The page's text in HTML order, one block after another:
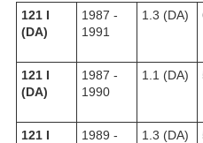
121 I
(DA)
1987 -
1991
1.3 (DA)
121 I
(DA)
1987 -
1990
1.1 (DA)
121 I
1989 -
1.3 (DA)